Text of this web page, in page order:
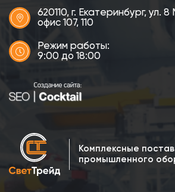
Комплексные
промышленного
620110, г. Екатеринбург, ул.
офис 107, 110
Режим работы:
9:00 до 18:00